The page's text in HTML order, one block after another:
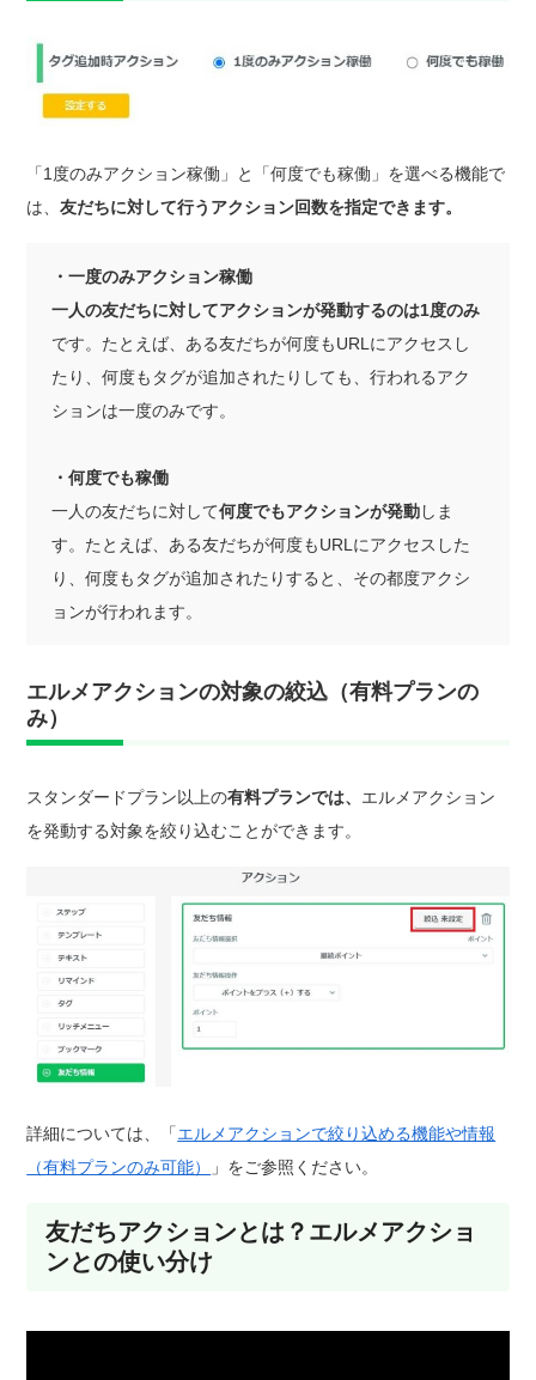
「1度のみアクション稼働」と「何度でも稼働」を選べる機能で
は、友だちに対して行うアクション回数を指定できます。
・一度のみアクション稼働
一人の友だちに対してアクションが発動するのは1度のみ
です。たとえば、ある友だちが何度もURLにアクセスし
たり、何度もタグが追加されたりしても、行われるアク
ションは一度のみです。
・何度でも稼働
一人の友だちに対して何度でもアクションが発動しま
す。たとえば、ある友だちが何度もURLにアクセスした
り、何度もタグが追加されたりすると、その都度アクシ
ョンが行われます。
エルメアクションの対象の絞込（有料プランの
み）
スタンダードプラン以上の有料プランでは、 エルメアクション
を発動する対象を絞り込むことができます。
詳細については、「エルメアクションで絞り込める機能や情報
（有料プランのみ可能）
」をご参照ください。
友だちアクションとは？エルメアクショ
ンとの使い分け